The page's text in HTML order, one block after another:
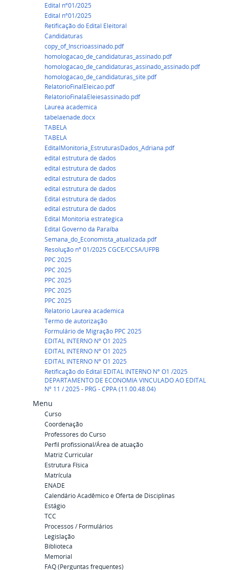
Edital nº01/2025
Edital nº01/2025
Retificação do Edital Eleitoral
Candidaturas
copy_of_Inscrioassinado.pdf
homologacao_de_candidaturas_assinado.pdf
homologacao_de_candidaturas_assinado_assinado.pdf
homologacao_de_candidaturas_site.pdf
RelatorioFinalEleicao.pdf
RelatorioFinalaEleiesassinado.pdf
Laurea academica
tabelaenade.docx
TABELA
TABELA
EditalMonitoria_EstruturasDados_Adriana.pdf
edital estrutura de dados
edital estrutura de dados
edital estrutura de dados
edital estrutura de dados
Edital estrutura de dados
edital estrutura de dados
Edital Monitoria estrategica
Edital Governo da Paraíba
Semana_do_Economista_atualizada.pdf
Resolução nº 01/2025 CGCE/CCSA/UFPB
PPC 2025
PPC 2025
PPC 2025
PPC 2025
PPC 2025
Relatorio Laurea academica
Termo de autorização
Formulário de Migração PPC 2025
EDITAL INTERNO Nº O1 2025
EDITAL INTERNO Nº O1 2025
EDITAL INTERNO Nº O1 2025
Retificação do Edital EDITAL INTERNO Nº O1 /2025
DEPARTAMENTO DE ECONOMIA VINCULADO AO EDITAL
Nº 11 / 2025 - PRG - CPPA (11.00.48.04)
Menu
Curso
Coordenação
Professores do Curso
Perfil profissional/Área de atuação
Matriz Curricular
Estrutura Física
Matrícula
ENADE
Calendário Acadêmico e Oferta de Disciplinas
Estágio
TCC
Processos / Formulários
Legislação
Biblioteca
Memorial
FAQ (Perguntas frequentes)